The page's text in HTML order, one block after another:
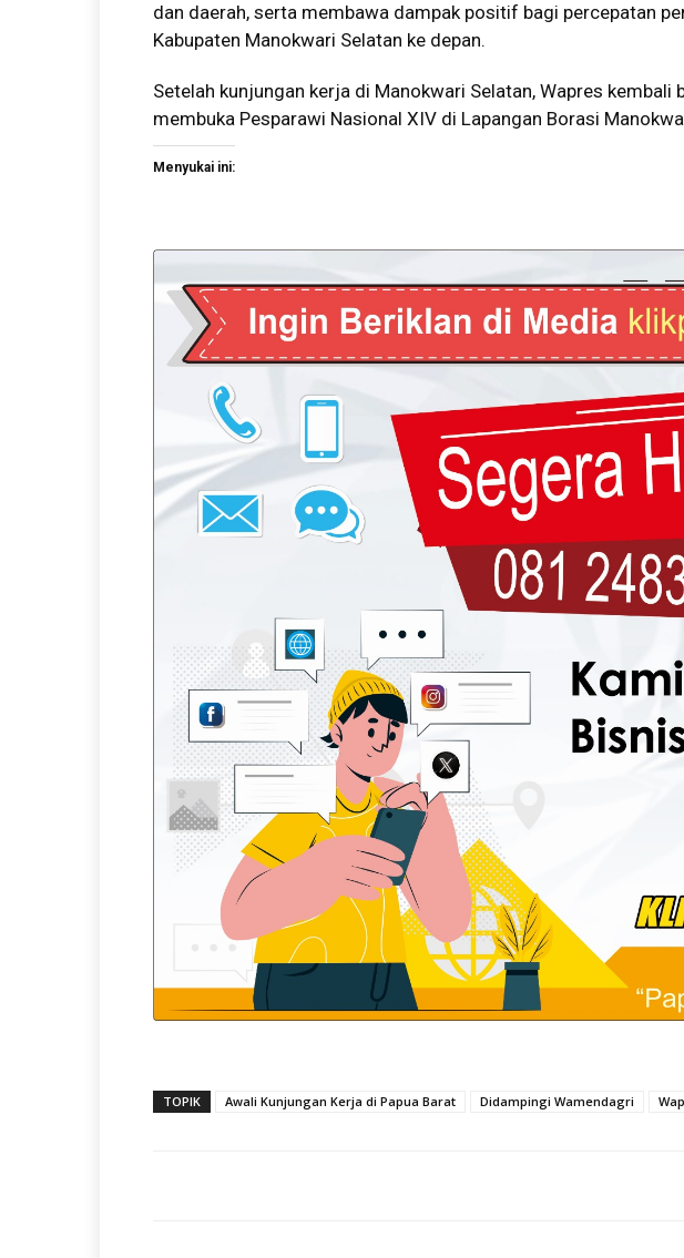
dan daerah, serta membawa dampak positif bagi percepatan
Kabupaten Manokwari Selatan ke depan.
Setelah kunjungan kerja di Manokwari Selatan, Wapres kembali
membuka Pesparawi Nasional XIV di Lapangan Borasi
Menyukai ini:
TOPIK Awali Kunjungan Kerja di Papua Barat Didampingi Wamendagri